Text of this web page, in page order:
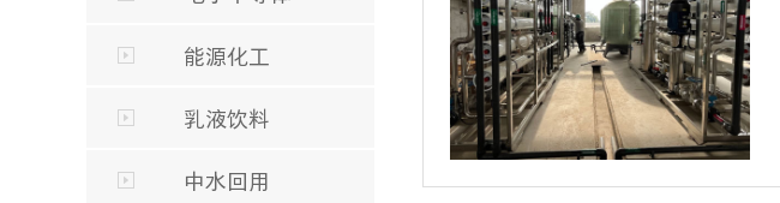
能源化工
乳液饮料
中水回用